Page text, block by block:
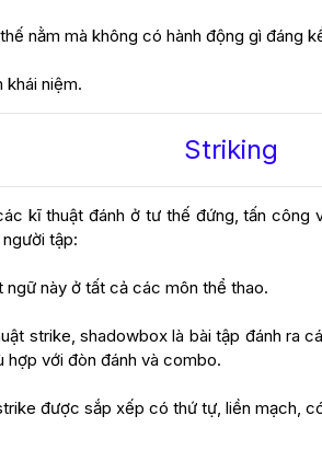
nằm mà không có hành động gì đáng
khái niệm.
Striking
kĩ thuật đánh ở tư thế đứng, tấn công
tập:
này ở tất cả các môn thể thao.
strike, shadowbox là bài tập đánh ra
hợp với đòn đánh và combo.
được sắp xếp có thứ tự, liền mạch,